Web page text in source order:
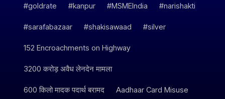
#goldrate #kanpur #MSMEIndia #narishakti
#sarafabazaar #shakisawaad #silver
152 Encroachments on Highway
3200 करोड़ अवैध लेनदेन मामला
600 किलो मादक पदार्थ बरामद Aadhaar Card Misuse